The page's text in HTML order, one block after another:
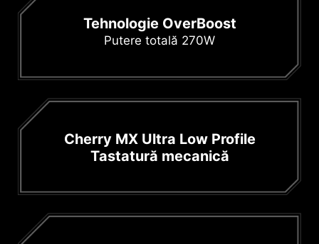
Tehnologie OverBoost
Putere totală 270W
Cherry MX Ultra Low Profile
Tastatură mecanică